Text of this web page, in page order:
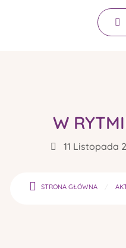
W
11 Listopada
STRONA GŁÓWNA